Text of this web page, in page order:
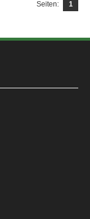
Seiten: 1